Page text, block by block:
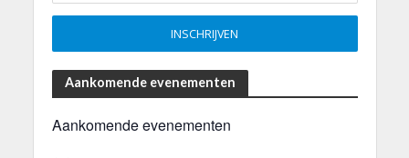
Aankomende evenementen
Aankomende evenementen